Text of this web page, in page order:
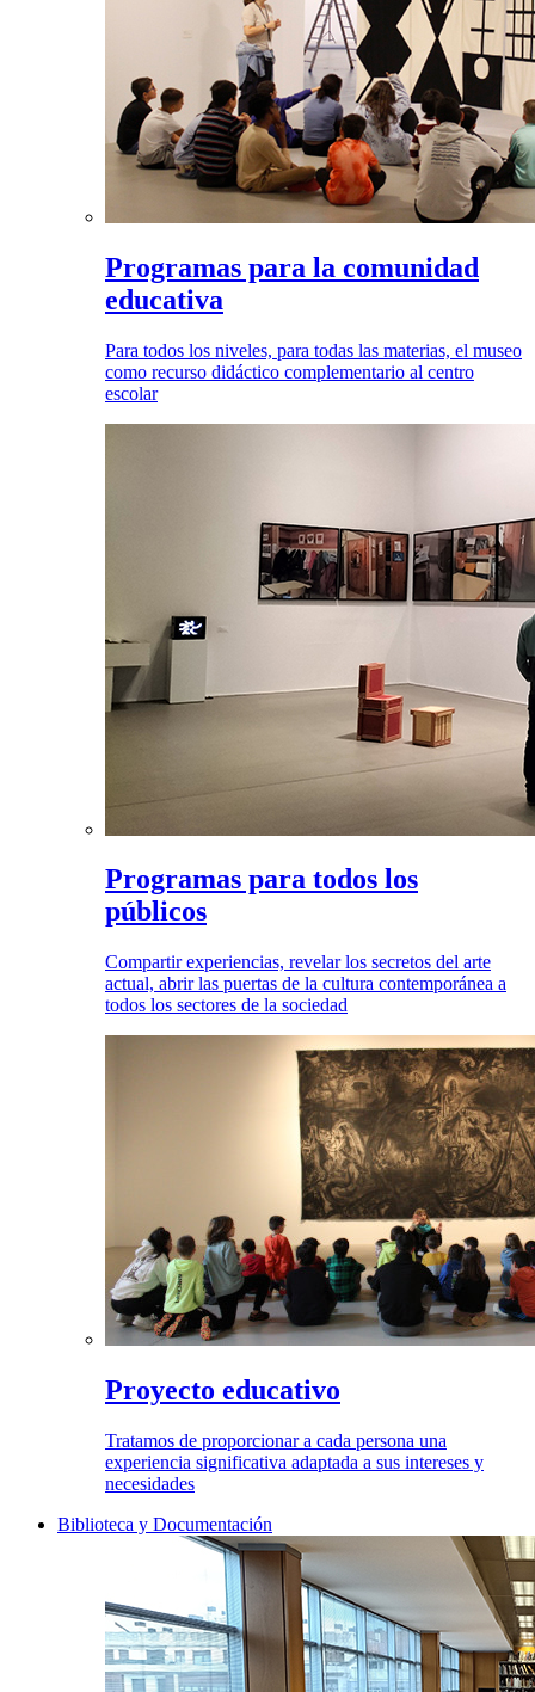
Programas para la comunidad
educativa
Para todos los niveles, para todas las materias, el museo
como recurso didáctico complementario al centro
escolar
Programas para todos los
públicos
Compartir experiencias, revelar los secretos del arte
actual, abrir las puertas de la cultura contemporánea a
todos los sectores de la sociedad
Proyecto educativo
Tratamos de proporcionar a cada persona una
experiencia significativa adaptada a sus intereses y
necesidades
Biblioteca y Documentación